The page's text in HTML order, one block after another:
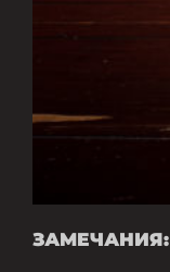
ЗАМЕЧАНИЯ: